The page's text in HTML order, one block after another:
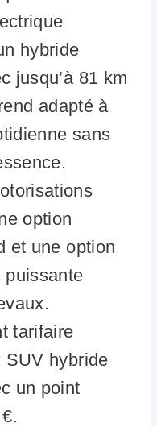
hybride
jusqu’à 81 km
adapté à
sans
option
et une option
puissante
tarifaire
SUV hybride
un point